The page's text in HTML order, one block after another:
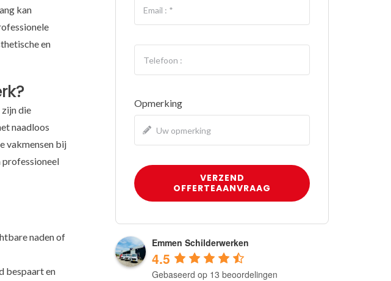
kan
en
die
naadloos
vakmensen bij
professioneel
naden of
bespaart en
Opmerking
VERZEND
OFFERTEAANVRAAG
Emmen Schilderwerken
4.5
Gebaseerd op 13 beoordelingen